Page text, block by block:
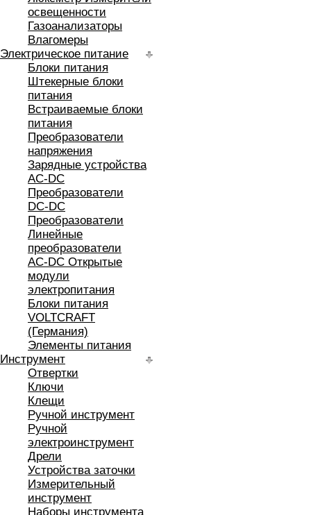
освещенности
Газоанализаторы
Влагомеры
Электрическое питание
Блоки питания
Штекерные блоки
питания
Встраиваемые блоки
питания
Преобразователи
напряжения
Зарядные устройства
AC-DC
Преобразователи
DC-DC
Преобразователи
Линейные
преобразователи
AC-DC Открытые
модули
электропитания
Блоки питания
VOLTCRAFT
(Германия)
Элементы питания
Инструмент
Отвертки
Ключи
Клещи
Ручной инструмент
Ручной
электроинструмент
Дрели
Устройства заточки
Измерительный
инструмент
Наборы инструмента